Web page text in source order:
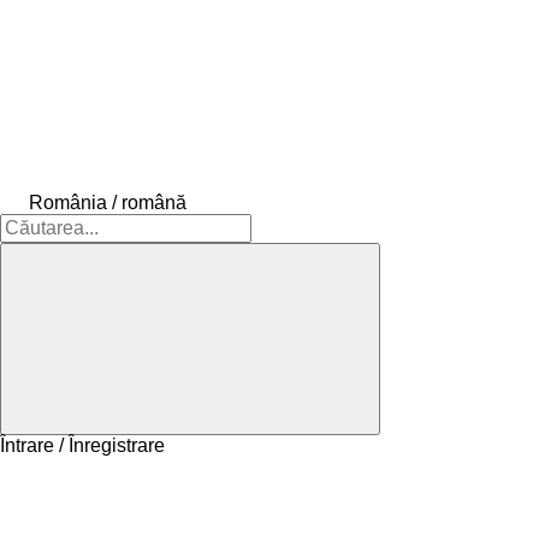
România / română
Întrare / Înregistrare